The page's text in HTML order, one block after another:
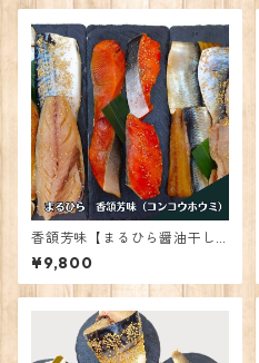
香頷芳味【まるひら醤油干し
＆みりん干しギフト】
¥9,800